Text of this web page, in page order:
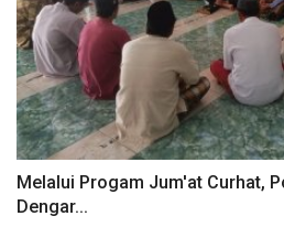
Melalui Progam Jum'at Curhat,
Dengar...